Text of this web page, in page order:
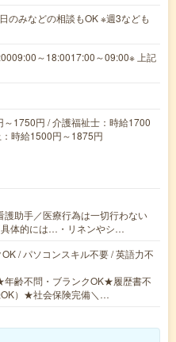
のみなどの相談もOK ※週3なども
～18:0017:00～09:00※ 上記
1750円 / 介護福祉士：時給1700
時給1500円～1875円
護助手／医療行為は一切行わない
体的には…・リネンやシ…
/ パソコンスキル不要 / 英語力不
齢不問・ブランクOK★履歴書不
OK）★社会保険完備＼…